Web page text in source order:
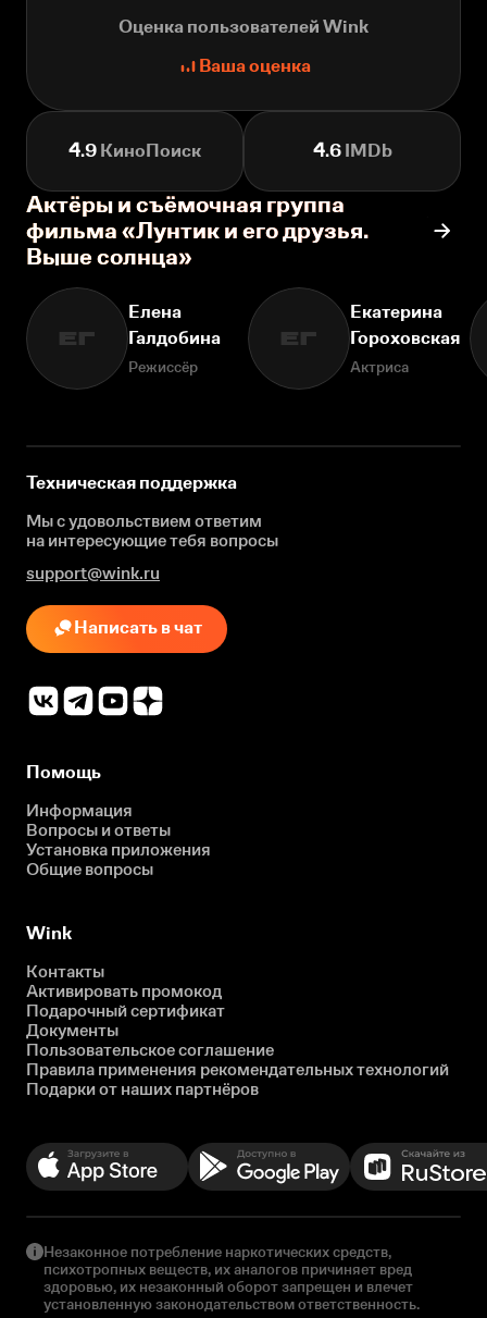
Оценка пользователей Wink
Ваша оценка
4.9 КиноПоиск 4.6IMDb
Актёры и съёмочная группа
фильма «Лунтик и его друзья.
Выше солнца»
ЕГ
Елена
Галдобина
Режиссёр
ЕГ
Екатерина
Гороховская
Актриса
Техническая поддержка
Мы с удовольствием ответим
на интересующиетебя вопросы
support@wink.ru
Написать в чат
Помощь
Информация
Вопросы и ответы
Установка приложения
Общие вопросы
Wink
Контакты
Активировать промокод
Подарочный сертификат
Документы
Пользовательское соглашение
Правила применения рекомендательных технологий
Подарки от наших партнёров
Незаконное потребление наркотических средств,
психотропных веществ, их аналогов причиняет вред
здоровью, их незаконный оборот запрещен и влечет
установленную законодательством ответственность.